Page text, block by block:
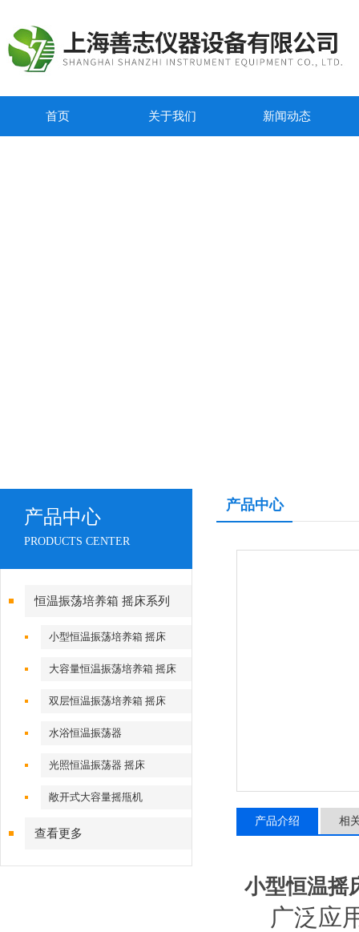
首页 关于我们 新闻动态
产品中心
PRODUCTS CENTER
恒温振荡培养箱 摇床系列
小型恒温振荡培养箱 摇床
大容量恒温振荡培养箱 摇床
双层恒温振荡培养箱 摇床
水浴恒温振荡器
光照恒温振荡器 摇床
敞开式大容量摇甁机
查看更多
产品中心
产品介绍 相
小型恒温摇
广泛应